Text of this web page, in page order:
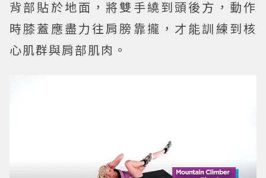
背部貼於地面，將雙手繞到頭後方，動作
時膝蓋應盡力往肩膀靠攏，才能訓練到核
心肌群與肩部肌肉。